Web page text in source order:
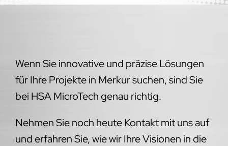
Wenn Sie innovative und präzise Lösungen
für Ihre Projekte in Merkur suchen, sind Sie
bei HSA MicroTech genau richtig.
Nehmen Sie noch heute Kontakt mit uns auf
und erfahren Sie, wie wir Ihre Visionen in die